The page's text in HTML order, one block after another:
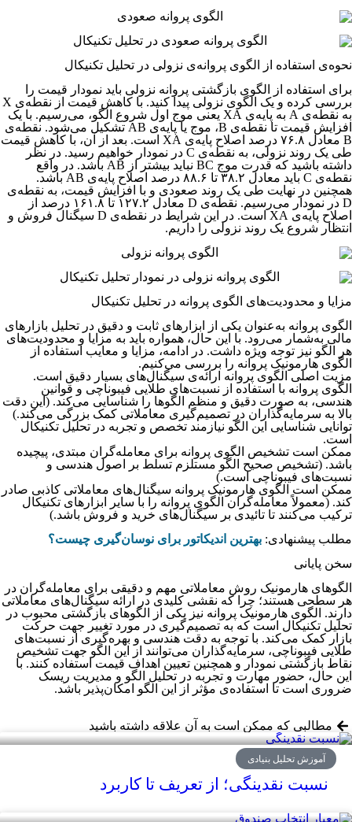
نحوه‌ی استفاده از الگوی پروانه‌ی نزولی در تحلیل تکنیکال
برای استفاده از الگوی بازگشتی پروانه نزولی باید نمودار قیمت را
بررسی کرده و یک الگوی نزولی پیدا کنید. با کاهش قیمت از نقطه‌ی X
به نقطه‌ی A به پایه‌ی XA یعنی موج اول شروع الگو،‌ می‌رسیم. با یک
افزایش قیمت تا نقطه‌ی B، موج یا پایه‌ی AB تشکیل می‌شود. نقطه‌ی
B معادل ۷۶.۸ درصد اصلاح پایه‌ی XA است. بعد از آن، با کاهش قیمت
طی یک روند نزولی، به نقطه‌ی C در نمودار خواهیم رسید. در نظر
داشته باشید که قدرت موج BC نباید بیشتر از AB باشد. در واقع
نقطه‌ی C باید معادل ۳۸.۲ تا ۸۸.۶ درصد اصلاح پایه‌ی AB باشد.
همچنین در نهایت طی یک روند صعودی و با افزایش قیمت، به نقطه‌ی
D در نمودار می‌رسیم. نقطه‌ی D معادل ۱۲۷.۲ تا ۱۶۱.۸ درصد از
اصلاح پایه‌ی XA است. در این شرایط در نقطه‌ی D سیگنال فروش و
انتظار شروع یک روند نزولی را داریم.
مزایا و محدودیت‌های الگوی پروانه در تحلیل تکنیکال
الگوی پروانه به‌عنوان یکی از ابزارهای ثابت و دقیق در تحلیل بازارهای
مالی به‌شمار می‌رود. با این حال، همواره باید به مزایا و محدودیت‌های
هر الگو نیز توجه ویژه داشت. در ادامه، مزایا و معایب استفاده از
الگوی هارمونیک پروانه را بررسی می‌کنیم.
مزیت اصلی الگوی پروانه ارائه‌ی سیگنال‌های بسیار دقیق است.
الگوی پروانه با استفاده از نسبت‌های طلایی فیبوناچی و قوانین
هندسی، به صورت دقیق و منظم الگوها را شناسایی می‌کند. (این دقت
بالا به سرمایه‌گذاران در تصمیم‌گیری معاملاتی کمک بزرگی می‌کند.)
توانایی شناسایی این الگو نیازمند تخصص و تجربه در تحلیل تکنیکال
است.
ممکن است تشخیص الگوی پروانه برای معامله‌گران مبتدی، پیچیده
باشد. (تشخیص صحیح الگو مستلزم تسلط بر اصول هندسی و
نسبت‌های فیبوناچی است.)
ممکن است الگوی هارمونیک پروانه سیگنال‌های معاملاتی کاذبی صادر
کند. (معمولاً معامله‌گران الگوی پروانه را با سایر ابزارهای تکنیکال
ترکیب می‌کنند تا تائیدی بر سیگنال‌‌های خرید و فروش باشد.)
مطلب پیشنهادی: بهترین اندیکاتور برای نوسان‌گیری چیست؟
سخن پایانی
الگوهای هارمونیک روش معاملاتی مهم و دقیقی برای معامله‌گران در
هر سطحی هستند؛ چرا‌ که نقشی کلیدی در ارائه سیگنال‌های معاملاتی
دارند. الگوی هارمونیک پروانه نیز یکی از الگوهای بازگشتی محبوب در
تحلیل تکنیکال است که به تصمیم‌گیری در مورد تغییر جهت حرکت
بازار کمک می‌کند. با توجه به دقت هندسی و بهره‌گیری از نسبت‌های
طلایی فیبوناچی، سرمایه‌گذاران می‌توانند از این الگو جهت تشخیص
نقاط بازگشتی نمودار و همچنین تعیین اهداف قیمت استفاده کنند. با
این حال، حضور مهارت و تجربه در تحلیل الگو و مدیریت ریسک
ضروری است تا استفاده‌ی مؤثر از این الگو امکان‌پذیر باشد.
مطالبی که ممکن است به آن علاقه داشته باشید
آموزش تحلیل بنیادی
نسبت نقدینگی؛ از تعریف تا کاربرد